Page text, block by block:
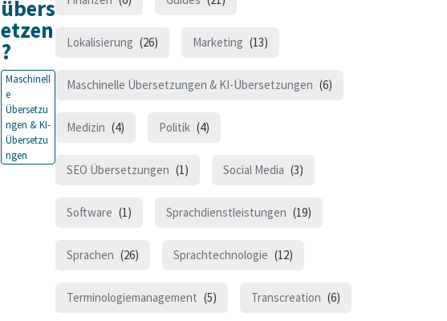
übers
etzen
?
Maschinell
e
Übersetzu
ngen & KI-
Übersetzu
ngen
Lokalisierung (26) Marketing (13)
Maschinelle Übersetzungen & KI-Übersetzungen (6)
Medizin (4) Politik (4)
SEO Übersetzungen (1) Social Media (3)
Software (1) Sprachdienstleistungen (19)
Sprachen (26) Sprachtechnologie (12)
Terminologiemanagement (5) Transcreation (6)